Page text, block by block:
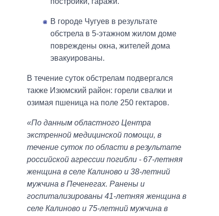
В городе Чугуев в результате
обстрела в 5-этажном жилом доме
повреждены окна, жителей дома
эвакуированы.
В течение суток обстрелам подвергался
также Изюмский район: горели свалки и
озимая пшеница на поле 250 гектаров.
«По данным областного Центра
экстренной медицинской помощи, в
течение суток по области в результате
российской агрессии погибли - 67-летняя
женщина в селе Калиново и 38-летний
мужчина в Печенегах. Ранены и
госпитализированы 41-летняя женщина в
селе Калиново и 75-летний мужчина в